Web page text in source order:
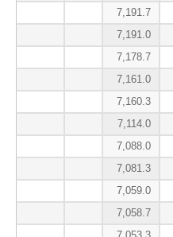
7,191.7
7,191.0
7,178.7
7,161.0
7,160.3
7,114.0
7,088.0
7,081.3
7,059.0
7,058.7